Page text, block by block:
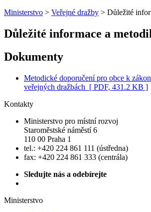
Ministerstvo > Veřejné dražby > Důležité
Důležité informace a
Dokumenty
Metodické doporučení pro obce k
veřejných dražbách [ PDF, 431.2 KB ]
Kontakty
Ministerstvo pro místní rozvoj
Staroměstské náměstí 6
110 00 Praha 1
tel.: +420 224 861 111 (ústředna)
fax: +420 224 861 333 (centrála)
Sledujte nás a odebírejte
Ministerstvo